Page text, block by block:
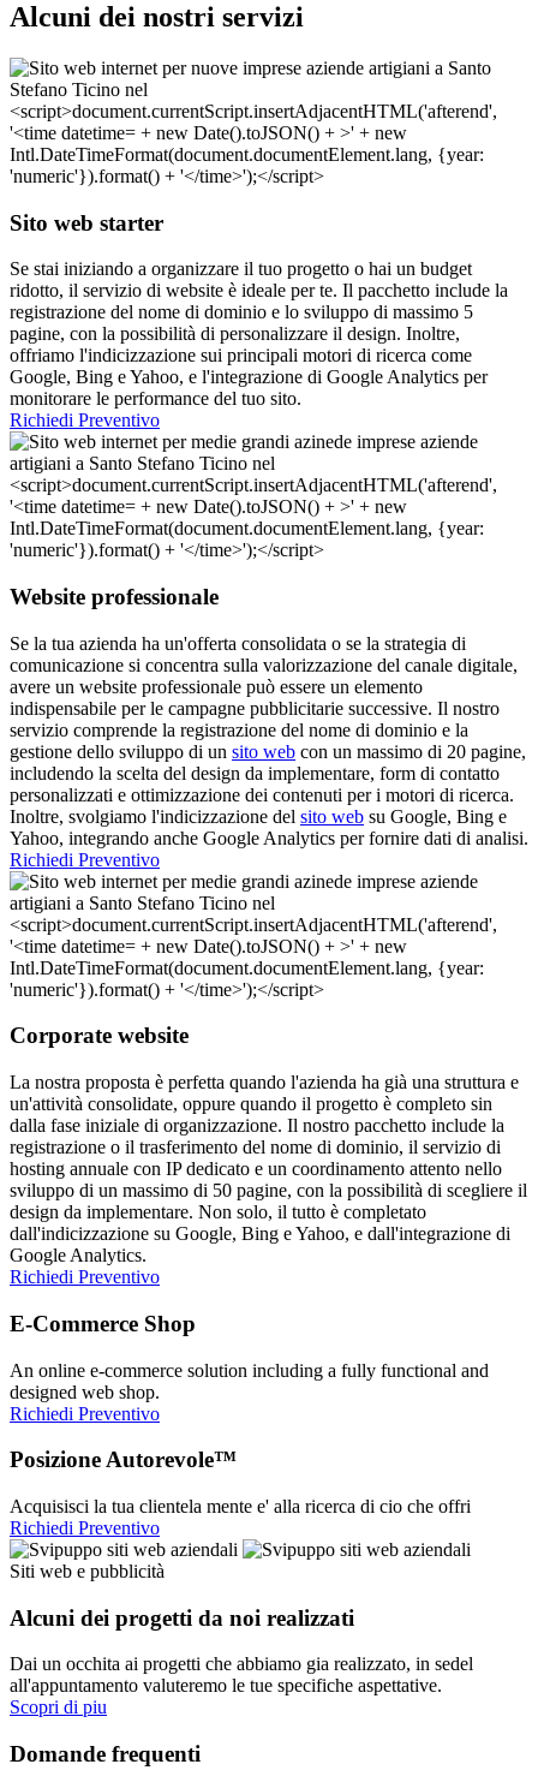
Alcuni dei nostri servizi
Sito web starter
Se stai iniziando a organizzare il tuo progetto o hai un budget
ridotto, il servizio di website è ideale per te. Il pacchetto include la
registrazione del nome di dominio e lo sviluppo di massimo 5
pagine, con la possibilità di personalizzare il design. Inoltre,
offriamo l'indicizzazione sui principali motori di ricerca come
Google, Bing e Yahoo, e l'integrazione di Google Analytics per
monitorare le performance del tuo sito.
Richiedi Preventivo
Website professionale
Se la tua azienda ha un'offerta consolidata o se la strategia di
comunicazione si concentra sulla valorizzazione del canale digitale,
avere un website professionale può essere un elemento
indispensabile per le campagne pubblicitarie successive. Il nostro
servizio comprende la registrazione del nome di dominio e la
gestione dello sviluppo di un sito web con un massimo di 20 pagine,
includendo la scelta del design da implementare, form di contatto
personalizzati e ottimizzazione dei contenuti per i motori di ricerca.
Inoltre, svolgiamo l'indicizzazione del sito web su Google, Bing e
Yahoo, integrando anche Google Analytics per fornire dati di analisi.
Richiedi Preventivo
Corporate website
La nostra proposta è perfetta quando l'azienda ha già una struttura e
un'attività consolidate, oppure quando il progetto è completo sin
dalla fase iniziale di organizzazione. Il nostro pacchetto include la
registrazione o il trasferimento del nome di dominio, il servizio di
hosting annuale con IP dedicato e un coordinamento attento nello
sviluppo di un massimo di 50 pagine, con la possibilità di scegliere il
design da implementare. Non solo, il tutto è completato
dall'indicizzazione su Google, Bing e Yahoo, e dall'integrazione di
Google Analytics.
Richiedi Preventivo
E-Commerce Shop
An online e-commerce solution including a fully functional and
designed web shop.
Richiedi Preventivo
Posizione Autorevole™
Acquisisci la tua clientela mente e' alla ricerca di cio che offri
Richiedi Preventivo
Siti web e pubblicità
Alcuni dei progetti da noi realizzati
Dai un occhita ai progetti che abbiamo gia realizzato, in sedel
all'appuntamento valuteremo le tue specifiche aspettative.
Scopri di piu
Domande frequenti